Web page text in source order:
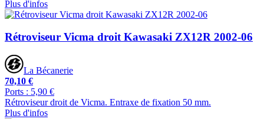
Plus d'infos
Rétroviseur Vicma droit Kawasaki ZX12R 2002-06
La Bécanerie
70,10 €
Ports : 5,90 €
Rétroviseur droit de Vicma. Entraxe de fixation 50 mm.
Plus d'infos